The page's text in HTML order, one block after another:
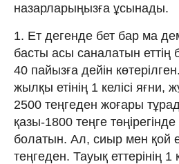
назарларыңызға ұсынады.
1. Ет дегенде бет бар ма
басты асы саналатын
40 пайызға дейін
жылқы етінің 1 келісі яғни,
2500 теңгеден жоғары
қазы-1800 теңге
болатын. Ал, сиыр мен қой
теңгеден. Тауық еттерінің